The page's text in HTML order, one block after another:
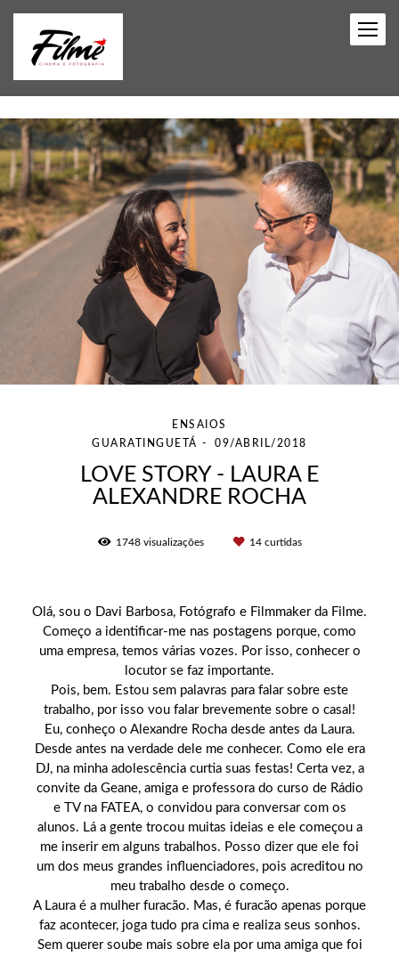
ENSAIOS
GUARATINGUETÁ
09/ABRIL/2018
LOVE STORY - LAURA E
ALEXANDRE ROCHA
1748visualizações 14curtidas
Olá, sou o Davi Barbosa, Fotógrafo e Filmmaker da Filme.
Começo a identificar-me nas postagens porque, como
uma empresa, temos várias vozes. Por isso, conhecer o
locutor se faz importante.
Pois, bem. Estou sem palavras para falar sobre este
trabalho, por isso vou falar brevemente sobre o casal!
Eu, conheço o Alexandre Rocha desde antes da Laura.
Desde antes na verdade dele me conhecer. Como ele era
DJ, na minha adolescência curtia suas festas! Certa vez, a
convite da Geane, amiga e professora do curso de Rádio
e TV na FATEA, o convidou para conversar com os
alunos. Lá a gente trocou muitas ideias e ele começou a
me inserir em alguns trabalhos. Posso dizer que ele foi
um dos meus grandes influenciadores, pois acreditou no
meu trabalho desde o começo.
A Laura é a mulher furacão. Mas, é furacão apenas porque
faz acontecer, joga tudo pra cima e realiza seus sonhos.
Sem querer soube mais sobre ela por uma amiga que foi